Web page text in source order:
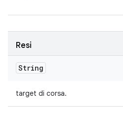
Resi
String
target di corsa.